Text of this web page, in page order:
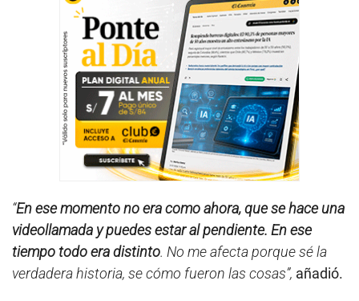
“En ese momento no era como ahora, que se hace una
videollamada y puedes estar al pendiente. En ese
tiempo todo era distinto. No me afecta porque sé la
verdadera historia, se cómo fueron las cosas”, añadió.